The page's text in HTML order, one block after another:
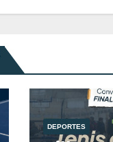
DEPORTES